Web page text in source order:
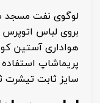
لوگوی نفت مسجد
بروی لباس
هواداری آستین
پریماشاپ
سایز ثابت تیشرت